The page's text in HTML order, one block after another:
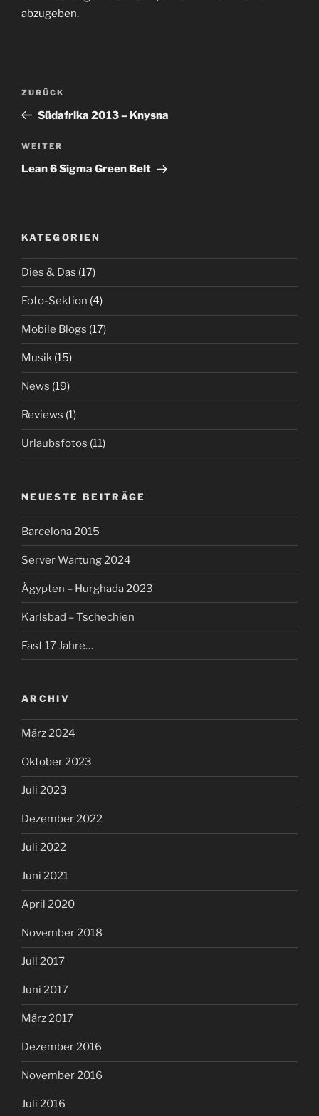
abzugeben.
Beitragsnavigation
Vorheriger
Beitrag
ZURÜCK
Südafrika 2013 – Knysna
Nächster
Beitrag
WEITER
Lean 6 Sigma Green Belt
KATEGORIEN
Dies & Das (17)
Foto-Sektion (4)
Mobile Blogs (17)
Musik (15)
News (19)
Reviews (1)
Urlaubsfotos (11)
NEUESTE BEITRÄGE
Barcelona 2015
Server Wartung 2024
Ägypten – Hurghada 2023
Karlsbad – Tschechien
Fast 17 Jahre…
ARCHIV
März 2024
Oktober 2023
Juli 2023
Dezember 2022
Juli 2022
Juni 2021
April 2020
November 2018
Juli 2017
Juni 2017
März 2017
Dezember 2016
November 2016
Juli 2016